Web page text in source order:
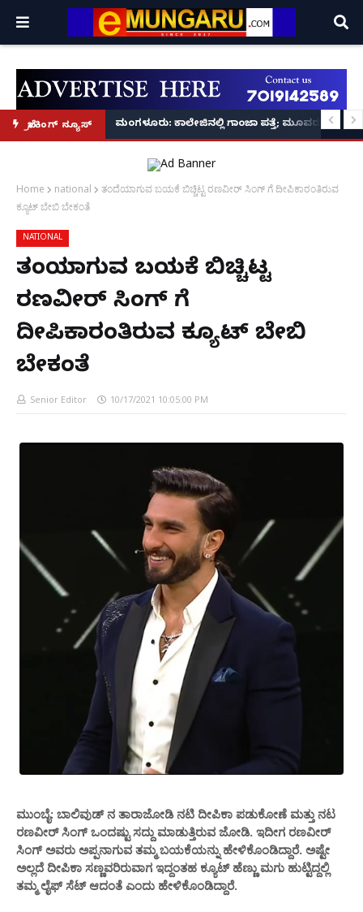
ಬ್ರೇಕಿಂಗ್ ನ್ಯೂಸ್
ಕಾಲಿನಲ್ಲೇ ಅಂತಿಮ ದರ್ಶನ!
ಪ್ರಕರಣ5 ಮಂದಿ ವಿದ್ಯಾರ್ಥಿಗಳು ಬಂಧನ
ಮಂಗಳೂರು: ಕಾಲೇಜಿನಲ್ಲಿ ಗಾಂಜಾ ಪತ್ತೆ; ಮೂವರು
Home national
ತಂದೆಯಾಗುವ ಬಯಕೆ ಬಿಚ್ಚಿಟ್ಟ ರಣವೀರ್ ಸಿಂಗ್ ಗೆ ದೀಪಿಕಾರಂತಿರುವ
ಕ್ಯೂಟ್ ಬೇಬಿ ಬೇಕಂತೆ
NATIONAL
ತಂದೆಯಾಗುವ ಬಯಕೆ ಬಿಚ್ಚಿಟ್ಟ
ರಣವೀರ್ ಸಿಂಗ್ ಗೆ
ದೀಪಿಕಾರಂತಿರುವ ಕ್ಯೂಟ್ ಬೇಬಿ
ಬೇಕಂತೆ
Senior Editor 10/17/2021 10:05:00 PM
ಮುಂಬೈ: ಬಾಲಿವುಡ್​ ನ ತಾರಾಜೋಡಿ ನಟಿ ದೀಪಿಕಾ ಪಡುಕೋಣೆ ಮತ್ತು ನಟ
ರಣವೀರ್​ ಸಿಂಗ್​ ಒಂದಷ್ಟು ಸದ್ದು ಮಾಡುತ್ತಿರುವ ಜೋಡಿ. ಇದೀಗ ರಣವೀರ್​
ಸಿಂಗ್​ ಅವರು ಅಪ್ಪನಾಗುವ ತಮ್ಮ ಬಯಕೆಯನ್ನು ಹೇಳಿಕೊಂಡಿದ್ದಾರೆ. ಅಷ್ಟೇ
ಅಲ್ಲದೆ ದೀಪಿಕಾ ಸಣ್ಣವರಿರುವಾಗ ಇದ್ದಂತಹ ಕ್ಯೂಟ್​ ಹೆಣ್ಣು ಮಗು ಹುಟ್ಟಿದ್ದಲ್ಲಿ
ತಮ್ಮ ಲೈಫ್​ ಸೆಟ್​ ಆದಂತೆ ಎಂದು ಹೇಳಿಕೊಂಡಿದ್ದಾರೆ.